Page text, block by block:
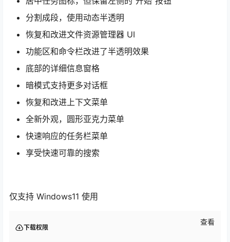
分割成段，使用动态半透明
恢复和改进文件资源管理器 UI
功能区和命令栏改进了半透明效果
底部的详细信息窗格
暗模式支持更多对话框
恢复和改进上下文菜单
全新外观，圆形亚克力菜单
快速响应的任务栏菜单
享受快速可靠的搜索
仅支持 Windows11 使用
下载权限
查看